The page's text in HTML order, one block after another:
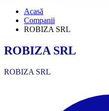
Acasă
Companii
ROBIZA SRL
ROBIZA SRL
ROBIZA SRL